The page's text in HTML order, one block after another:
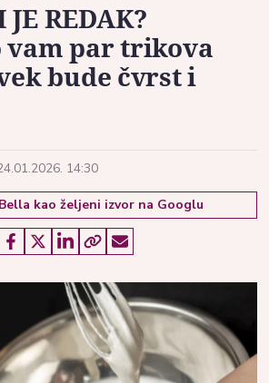
REDAK?
vam par trikova
bude čvrst i
14:30
kao željeni izvor na Googlu